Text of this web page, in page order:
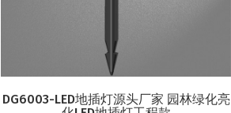
DG6003-LED地插灯源头厂家 园林绿化亮